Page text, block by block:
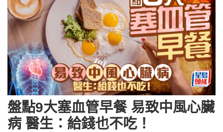
盤點9大塞血管早餐 易致中風心臟
病 醫生：給錢也不吃！